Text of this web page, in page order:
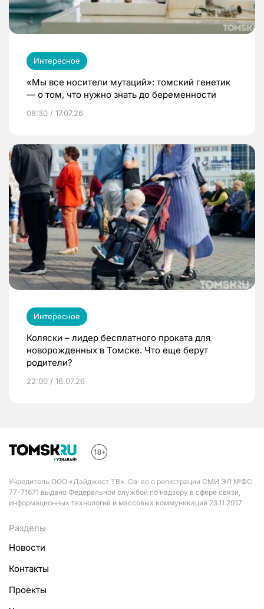
Интересное
«Мы все носители мутаций»: томский генетик
— о том, что нужно знать до беременности
08:30 / 17.07.26
Интересное
Коляски – лидер бесплатного проката для
новорожденных в Томске. Что еще берут
родители?
22:00 / 16.07.26
Учредитель ООО «Дайджест ТВ». Св-во о регистрации СМИ ЭЛ №ФС
77-71671 выдано Федеральной службой по надзору в сфере связи,
информационных технологий и массовых коммуникаций 23.11.2017
Разделы
Новости
Контакты
Проекты